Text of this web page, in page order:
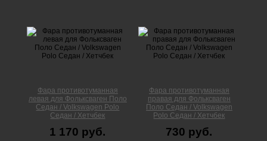
Фара противотуманная
левая для Фольксваген Поло
Cедан / Volkswagen Polo
Седан / Хетчбек
1 170 руб.
Фара противотуманная
правая для Фольксваген
Поло Cедан / Volkswagen
Polo Седан / Хетчбек
730 руб.